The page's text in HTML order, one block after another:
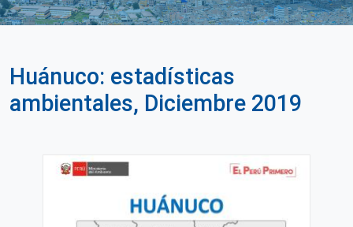
Huánuco: estadísticas
ambientales, Diciembre 2019